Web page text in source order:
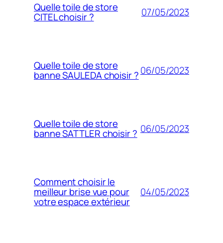
Quelle toile de store
CITEL choisir ? 07/05/2023
Quelle toile de store
banne SAULEDA choisir ?06/05/2023
Quelle toile de store
banne SATTLER choisir ? 06/05/2023
Comment choisir le
meilleur brise vue pour
votre espace extérieur
04/05/2023